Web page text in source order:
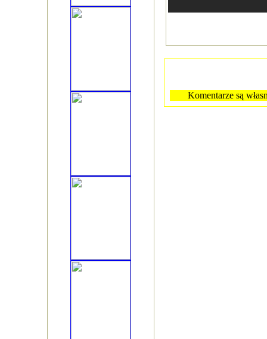
Komentarze są